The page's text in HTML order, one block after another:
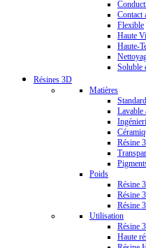
Contact
Flexible
Haute
Haute-
Soluble
Résines 3D
Matières
Standard
Lavable
Résine
Poids
Résine
Résine
Résine
Utilisation
Résine
Haute